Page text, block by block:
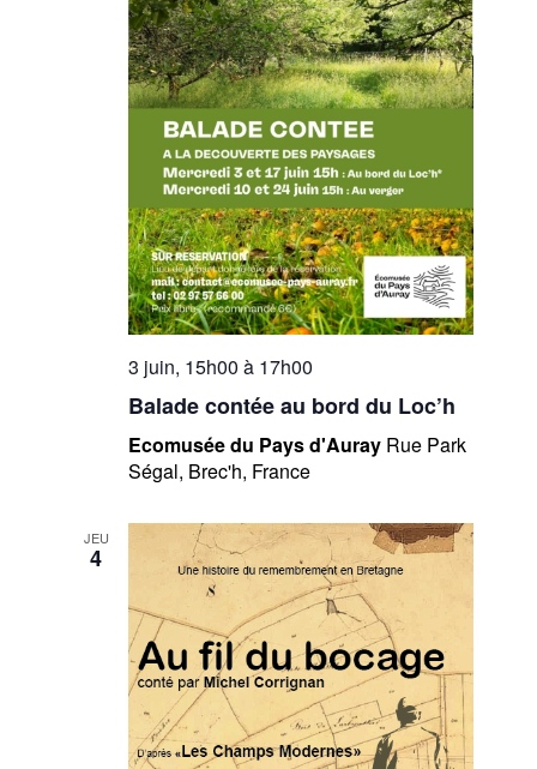
3 juin, 15h00 à 17h00
Balade contée au bord du Loc’h
Ecomusée du Pays d'Auray Rue Park
Ségal, Brec'h, France
JEU
4